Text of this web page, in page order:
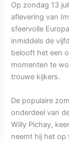
Op zondag 13
aflevering van
sfeervolle
inmiddels de
belooft het een
momenten te
trouwe kijkers.
De populaire
onderdeel van
Willy Pichay,
neemt hij het op